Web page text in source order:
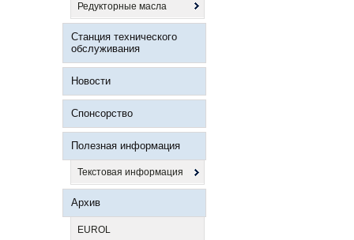
Редукторные масла
Станция технического
обслуживания
Новости
Спонсорство
Полезная информация
Текстовая информация
Архив
EUROL